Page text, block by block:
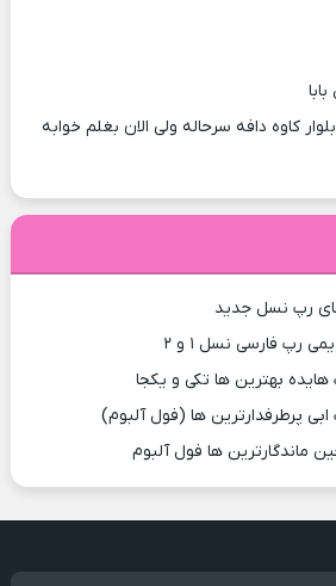
کاوه دافه سرحاله ولی الان بغلم خوابه
رپ نسل جدید